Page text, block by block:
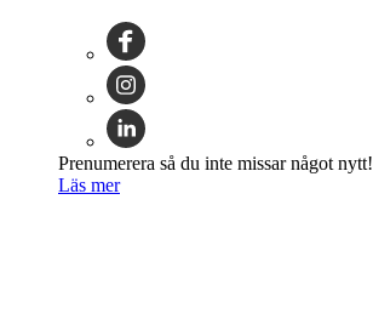
Prenumerera så du inte missar något nytt!
Läs mer